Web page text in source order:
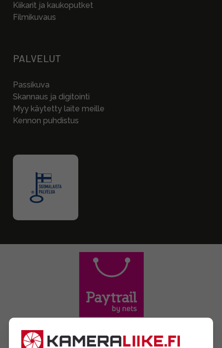
Kiikarit ja kaukoputket
Filmikuvaus
PALVELUT
Passikuva
Skannaus ja digitointi
Myy käytetty laite meille
Kennon puhdistus